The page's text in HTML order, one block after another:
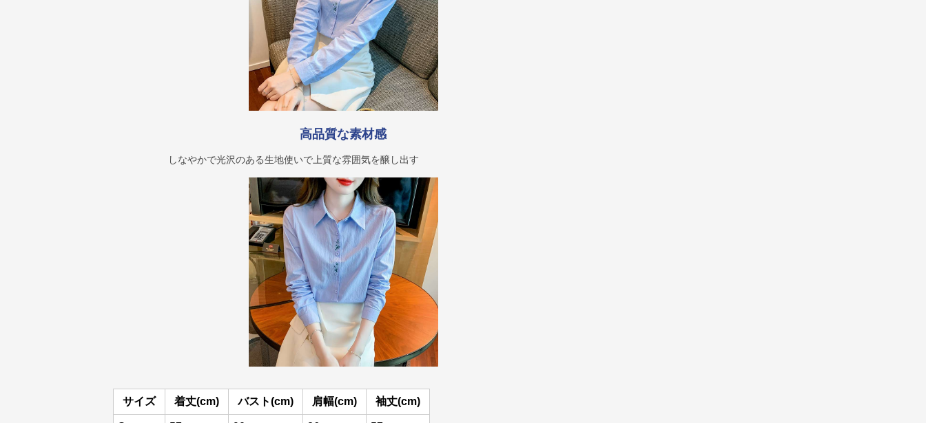
高品質な素材感
しなやかで光沢のある生地使いで上質な雰囲気を醸し出す
サイズ 着丈(cm) バスト(cm) 肩幅(cm) 袖丈(cm)